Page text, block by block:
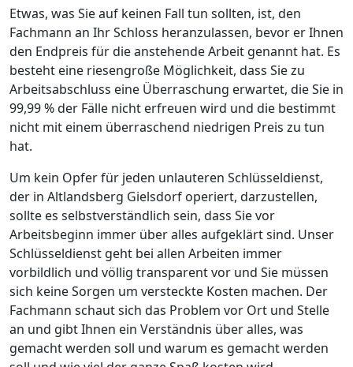
Etwas, was Sie auf keinen Fall tun sollten, ist, den
Fachmann an Ihr Schloss heranzulassen, bevor er Ihnen
den Endpreis für die anstehende Arbeit genannt hat. Es
besteht eine riesengroße Möglichkeit, dass Sie zu
Arbeitsabschluss eine Überraschung erwartet, die Sie in
99,99 % der Fälle nicht erfreuen wird und die bestimmt
nicht mit einem überraschend niedrigen Preis zu tun
hat.
Um kein Opfer für jeden unlauteren Schlüsseldienst,
der in Altlandsberg Gielsdorf operiert, darzustellen,
sollte es selbstverständlich sein, dass Sie vor
Arbeitsbeginn immer über alles aufgeklärt sind. Unser
Schlüsseldienst geht bei allen Arbeiten immer
vorbildlich und völlig transparent vor und Sie müssen
sich keine Sorgen um versteckte Kosten machen. Der
Fachmann schaut sich das Problem vor Ort und Stelle
an und gibt Ihnen ein Verständnis über alles, was
gemacht werden soll und warum es gemacht werden